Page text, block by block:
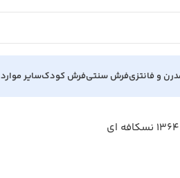
و فانتزیفرش سنتیفرش کودکسایر موارد